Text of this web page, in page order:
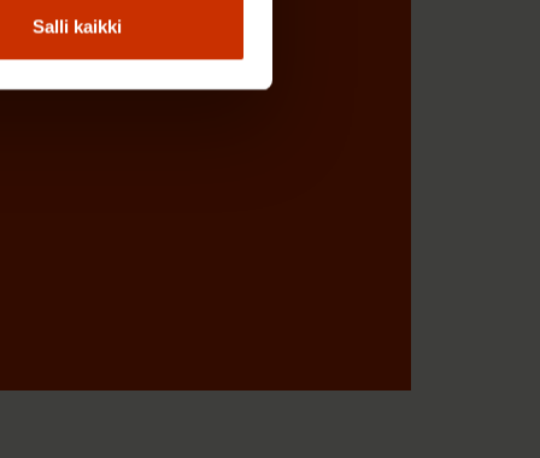
Salli kaikki